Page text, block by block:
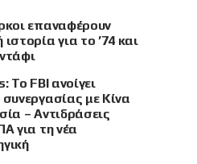
επαναφέρουν
για το ’74 και
Το FBI ανοίγει
συνεργασίας με Κίνα
– Αντιδράσεις
για τη νέα